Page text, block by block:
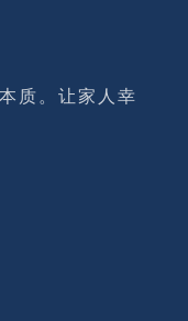
进行大
2.6开
质。让家人幸